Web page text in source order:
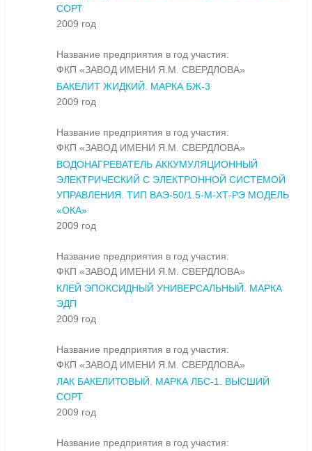
СОРТ
2009 год
Название предприятия в год участия:
ФКП «ЗАВОД ИМЕНИ Я.М. СВЕРДЛОВА»
БАКЕЛИТ ЖИДКИЙ. МАРКА БЖ-3
2009 год
Название предприятия в год участия:
ФКП «ЗАВОД ИМЕНИ Я.М. СВЕРДЛОВА»
ВОДОНАГРЕВАТЕЛЬ АККУМУЛЯЦИОННЫЙ
ЭЛЕКТРИЧЕСКИЙ С ЭЛЕКТРОННОЙ СИСТЕМОЙ
УПРАВЛЕНИЯ. ТИП ВАЭ-50/1.5-M-ХТ-РЭ МОДЕЛЬ
«ОКА»
2009 год
Название предприятия в год участия:
ФКП «ЗАВОД ИМЕНИ Я.М. СВЕРДЛОВА»
КЛЕЙ ЭПОКСИДНЫЙ УНИВЕРСАЛЬНЫЙ. МАРКА
ЭДП
2009 год
Название предприятия в год участия:
ФКП «ЗАВОД ИМЕНИ Я.М. СВЕРДЛОВА»
ЛАК БАКЕЛИТОВЫЙ. МАРКА ЛБС-1. ВЫСШИЙ
СОРТ
2009 год
Название предприятия в год участия: